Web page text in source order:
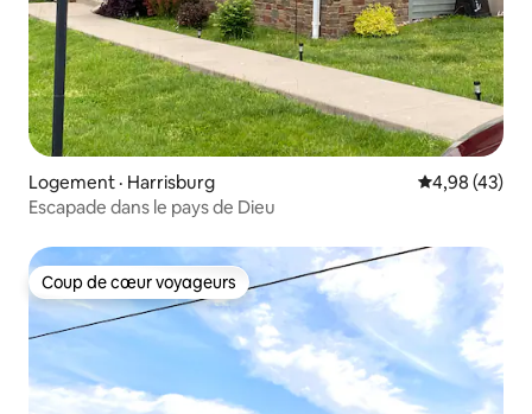
Logement · Harrisburg Note
4,98 (43)
Escapade dans le pays de Dieu
Coup de cœur voyageurs
Coup de cœur voyageurs